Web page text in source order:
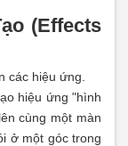
(Effects
các hiệu ứng.
hiệu ứng "hình
cùng một màn
ở một góc trong